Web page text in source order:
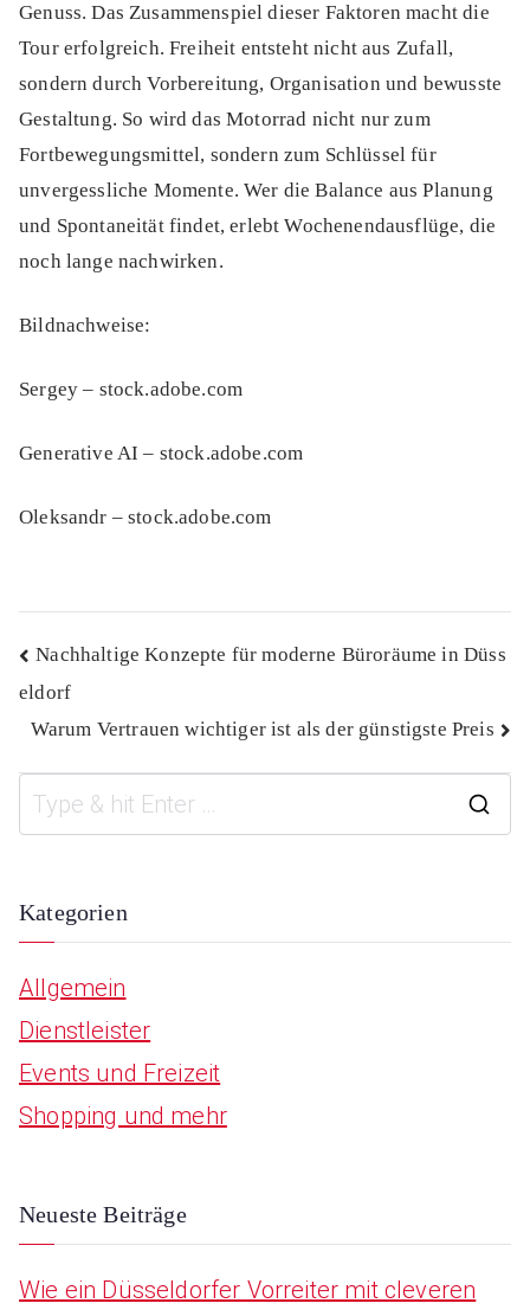
Genuss. Das Zusammenspiel dieser Faktoren macht die
Tour erfolgreich. Freiheit entsteht nicht aus Zufall,
sondern durch Vorbereitung, Organisation und bewusste
Gestaltung. So wird das Motorrad nicht nur zum
Fortbewegungsmittel, sondern zum Schlüssel für
unvergessliche Momente. Wer die Balance aus Planung
und Spontaneität findet, erlebt Wochenendausflüge, die
noch lange nachwirken.
Bildnachweise:
Sergey– stock.adobe.com
Generative AI– stock.adobe.com
Oleksandr – stock.adobe.com
Beitragsnavigation
Nachhaltige Konzepte für moderne Büroräume in Düss
eldorf
Warum Vertrauen wichtiger ist als der günstigste Preis
r
Kategorien
Allgemein
Dienstleister
Events und Freizeit
Shopping und mehr
Neueste Beiträge
Wie ein Düsseldorfer Vorreiter mit cleveren